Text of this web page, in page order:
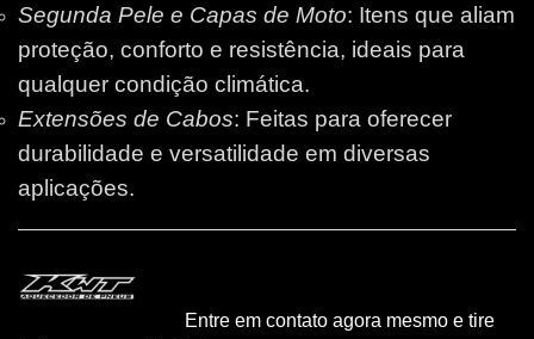
Segunda Pele e Capas de Moto: Itens que aliam
proteção, conforto e resistência, ideais para
qualquer condição climática.
Extensões de Cabos: Feitas para oferecer
durabilidade e versatilidade em diversas
aplicações.
Entre em contato agora mesmo e tire